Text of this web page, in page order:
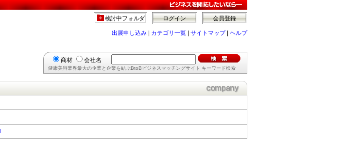
会員登録
ログイン
検討中フォルダ
出展申し込み カテゴリ一覧 サイトマップ| ヘルプ
商材 会社名
健康美容業界最大の企業と企業を結ぶBtoBビジネスマッチングサイト キーワード検索